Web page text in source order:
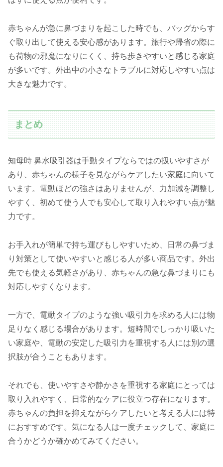
赤ちゃんが急に鼻づまりを起こした時でも、バッグからす
ぐ取り出して使える安心感があります。旅行や帰省の際に
も荷物の邪魔になりにくく、持ち歩きやすいと感じる家庭
が多いです。外出中の小さなトラブルに対応しやすい点は
大きな魅力です。
まとめ
知母時 鼻水吸引器は手動タイプならではの扱いやすさが
あり、赤ちゃんの様子を見ながらケアしたい家庭に向いて
います。電動ほどの強さはありませんが、力加減を調整し
やすく、初めて使う人でも安心して取り入れやすい点が魅
力です。
お手入れが簡単で持ち運びもしやすいため、日常の鼻づま
り対策として使いやすいと感じる人が多い商品です。外出
先でも使える気軽さがあり、赤ちゃんの急な鼻づまりにも
対応しやすくなります。
一方で、電動タイプのような強い吸引力を求める人には物
足りなく感じる場合があります。短時間でしっかり吸いた
い家庭や、電動の安定した吸引力を重視する人には別の選
択肢が合うこともあります。
それでも、使いやすさや静かさを重視する家庭にとっては
取り入れやすく、日常的なケアに役立つ存在になります。
赤ちゃんの負担を抑えながらケアしたいと考える人には特
におすすめです。気になる人は一度チェックして、家庭に
合うかどうか確かめてみてください。